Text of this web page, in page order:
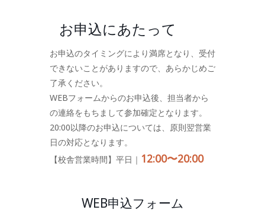
お申込にあたって
お申込のタイミングにより満席となり、受付
できないことがありますので、あらかじめご
了承ください。
WEBフォームからのお申込後、担当者から
の連絡をもちまして参加確定となります。
20:00以降のお申込については、原則翌営業
日の対応となります。
【校舎営業時間】平日｜ 12:00〜20:00
WEB申込フォーム